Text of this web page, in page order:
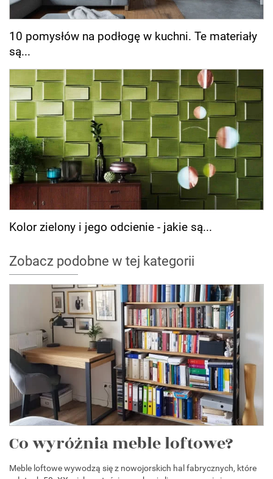
10 pomysłów na podłogę w kuchni. Te materiały
są...
Kolor zielony i jego odcienie - jakie są...
Zobacz podobne w tej kategorii
Co wyróżnia meble loftowe?
Meble loftowe wywodzą się z nowojorskich hal fabrycznych, które